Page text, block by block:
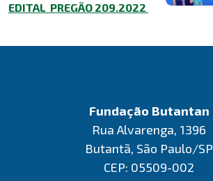
EDITAL PREGÃO 209.2022
Fundação Butantan
Rua Alvarenga, 1396
Butantã, São Paulo/SP
CEP: 05509-002